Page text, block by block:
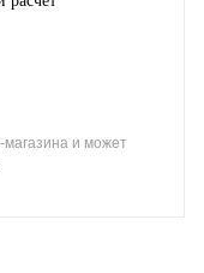
магазина и может